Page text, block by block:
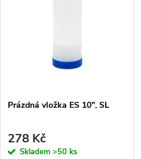
r
o
p
r
Prázdná vložka ES 10", SL
278 Kč
Skladem >50 ks